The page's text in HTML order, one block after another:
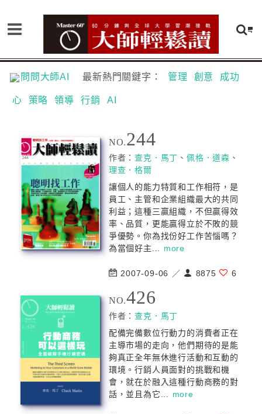
問問大師AI 最新熱門關鍵字： 管理 創意 成功
心 策略 領導 行銷 AI
NO.244
作者：查克．馬丁 、佩格．道森 、
理查．格爾
讓個人的能力特質和工作相符，是
員工、主管和企業組織最大的共同
利益；這種三贏組織，不但贏得效
率、品質，更能贏得立於不敗的競
爭優勢。你為找份好工作苦惱嗎？
為當個好主... more
2007-09-06 ／ 8875 6
NO.426
作者：查克．馬丁
配備完備數位行動力的消費者正在
主導市場的走向，他們期待的是能
夠真正全年無休進行活動和互動的
環境。行銷人員面對的挑戰和機
會，就在於融入這種行動商務的對
話，並且為它... more